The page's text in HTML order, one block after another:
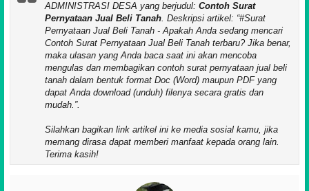
ADMINISTRASI DESA yang berjudul: Contoh Surat
Pernyataan Jual Beli Tanah. Deskripsi artikel: #Surat
Pernyataan Jual Beli Tanah - Apakah Anda sedang mencari
Contoh Surat Pernyataan Jual Beli Tanah terbaru? Jika benar,
maka ulasan yang Anda baca saat ini akan mencoba
mengulas dan membagikan contoh surat pernyataan jual beli
tanah dalam bentuk format Doc (Word) maupun PDF yang
dapat Anda download (unduh) filenya secara gratis dan
mudah. .
Silahkan bagikan link artikel ini ke media sosial kamu, jika
memang dirasa dapat memberi manfaat kepada orang lain.
Terima kasih!